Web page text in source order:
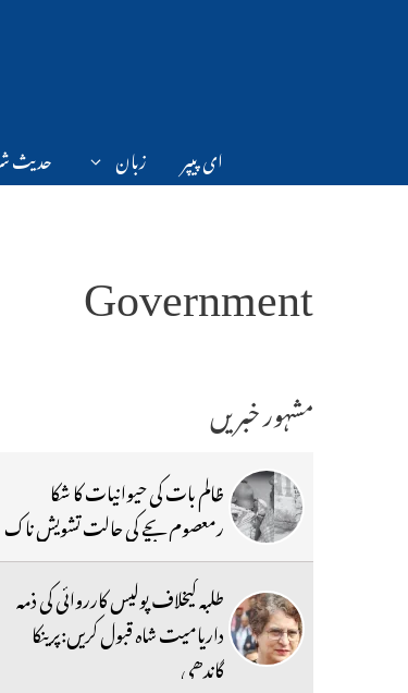
ای پیپر زبان حدیث
Government
مشہور خبریں
ظالم بات کی حیوانیات کا شکا
رمعصوم بچے کی حالت تشویش ناک
طلبہ کیخلاف پولیس کارروائی کی ذمہ
داریامیت شاہ قبول کریں:پرینکا
گاندھی